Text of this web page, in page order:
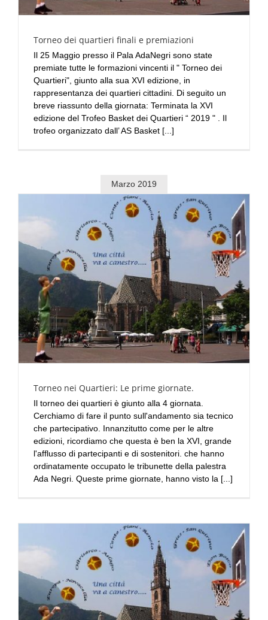
Torneo dei quartieri finali e premiazioni
Il 25 Maggio presso il Pala AdaNegri sono state
premiate tutte le formazioni vincenti il " Torneo dei
Quartieri", giunto alla sua XVI edizione, in
rappresentanza dei quartieri cittadini. Di seguito un
breve riassunto della giornata: Terminata la XVI
edizione del Trofeo Basket dei Quartieri “ 2019 " . Il
trofeo organizzato dall’ AS Basket [...]
Marzo 2019
Torneo nei Quartieri: Le prime giornate.
Il torneo dei quartieri è giunto alla 4 giornata.
Cerchiamo di fare il punto sull'andamento sia tecnico
che partecipativo. Innanzitutto come per le altre
edizioni, ricordiamo che questa è ben la XVI, grande
l'afflusso di partecipanti e di sostenitori. che hanno
ordinatamente occupato le tribunette della palestra
Ada Negri. Queste prime giornate, hanno visto la [...]